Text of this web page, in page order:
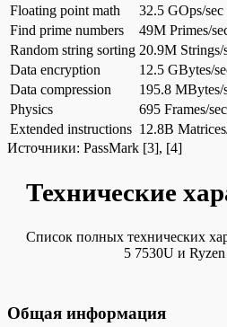
Floating point math
32.5 GOps/sec
Find prime numbers
49M Primes/
Random string sorting 20.9M Strings/
Data encryption
12.5 GBytes/
Data compression
195.8 MBytes/
Physics
695 Frames/sec
Extended instructions 12.8B
Источники: PassMark [3], [4]
Технические
Список полных технических
5 7530U и
Общая информация